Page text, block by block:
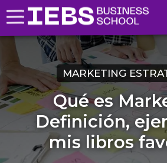
MARKETING
Qué es
Definición,
mis libros